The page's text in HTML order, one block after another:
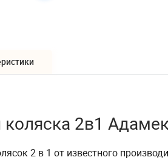
коляска 2в1
2 в 1 от известного